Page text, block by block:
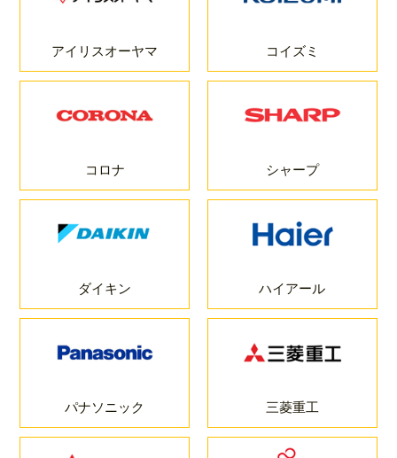
アイリスオーヤマ コイズミ
コロナ シャープ
ダイキン ハイアール
パナソニック 三菱重工